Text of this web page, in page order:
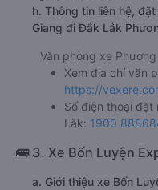
h. Thông tin liên hệ,
Giang đi Đắk Lắk
Văn phòng xe
Xem địa chỉ văn
https://
Số điện thoại đặt
Lắk: 1900
🚌 3. Xe Bốn Luyện
a. Giới thiệu xe Bốn